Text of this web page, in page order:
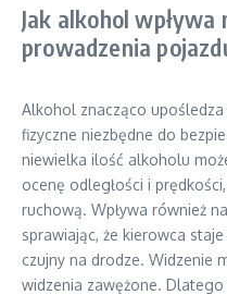
Jak alkohol wpływa
prowadzenia
Alkohol znacząco
fizyczne niezbędne do
niewielka ilość alkoholu
ocenę odległości i
ruchową. Wpływa również
sprawiając, że kierowca
czujny na drodze. Widzenie
widzenia zawężone.